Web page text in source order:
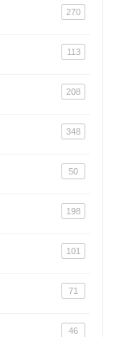
270
113
208
348
50
198
101
71
46